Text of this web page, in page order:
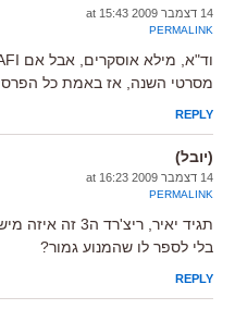
14 דצמבר 2009 at 15:43
PERMALINK
מסרטי השנה, אז באמת כל
REPLY
(יובל)
14 דצמבר 2009 at 16:23
PERMALINK
תגיד יאיר,
בלי לספר לו שהמנוע גמור?
REPLY